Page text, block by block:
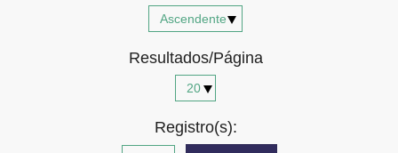
Resultados/Página
Registro(s):